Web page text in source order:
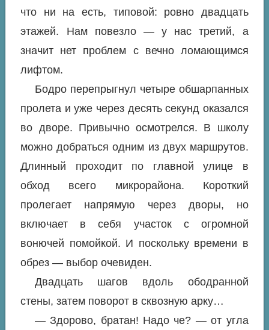
что ни на есть, типовой: ровно двадцать
этажей. Нам повезло — у нас третий, а
значит нет проблем с вечно ломающимся
лифтом.
Бодро перепрыгнул четыре обшарпанных
пролета и уже через десять секунд оказался
во дворе. Привычно осмотрелся. В школу
можно добраться одним из двух маршрутов.
Длинный проходит по главной улице в
обход всего микрорайона. Короткий
пролегает напрямую через дворы, но
включает в себя участок с огромной
вонючей помойкой. И поскольку времени в
обрез — выбор очевиден.
Двадцать шагов вдоль ободранной
стены, затем поворот в сквозную арку…
— Здорово, братан! Надо че? — от угла